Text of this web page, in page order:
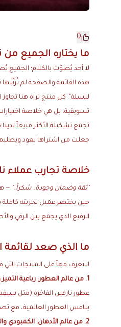
0
ما يختاره الجميع
لا أحد يُصوّت بالكلام؛ الجميع
هذه القائمة والصفحة لم
للسلة". كل منتج تراه هنا
تسويقية، بل هي خلاصة
تجمع تشكيلة الأكثر مبيعاً
جعلت من اشتراها يعود ويطلبها
خلاصة تجارب عملاء
"ثقة وضمان وجودة. شكراً."
—
حين يختصر عميل تجربته كاملة
الرفيع الذي يجمع بين الرقي
ما الذي صعد لقائمة
لنتعرف معاً على المنتجات
1. من عالم العطور: رباعية التميز والثبات
عطور نارفين الفاخرة (مثل
ينافس العطور العالمية، مع
2. من عالم الأدهان: الكمبودي والهندي في الصدارة